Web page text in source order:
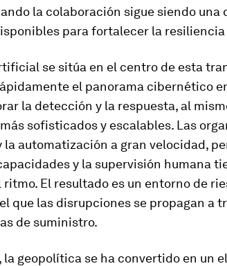
la colaboración sigue siendo una
para fortalecer la
se sitúa en el centro de esta
el panorama cibernético
la detección y la respuesta, al
sofisticados y escalables. Las
la automatización a gran velocidad,
y la supervisión humana
El resultado es un entorno de
que las disrupciones se propagan a
de suministro.
la geopolítica se ha convertido en un